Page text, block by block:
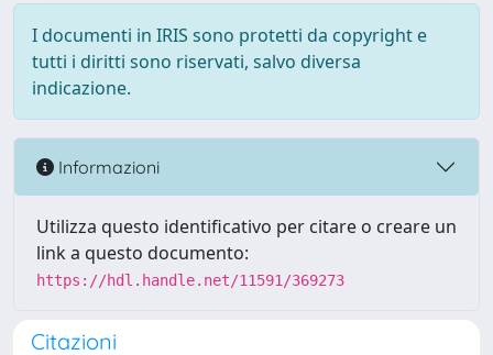
I documenti in IRIS sono protetti da copyright e
tutti i diritti sono riservati, salvo diversa
indicazione.
Informazioni
Utilizza questo identificativo per citare o creare un
link a questo documento:
https://hdl.handle.net/11591/369273
Citazioni